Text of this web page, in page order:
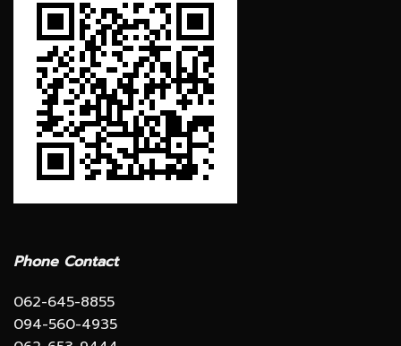
Phone Contact
062-645-8855
094-560-4935